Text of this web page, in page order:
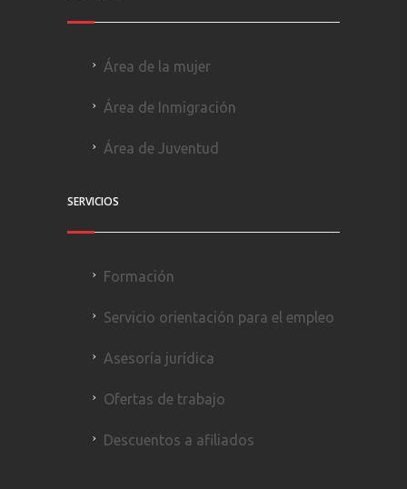
Área de la mujer
Área de Inmigración
Área de Juventud
SERVICIOS
Formación
Servicio orientación para el empleo
Asesoría jurídica
Ofertas de trabajo
Descuentos a afiliados